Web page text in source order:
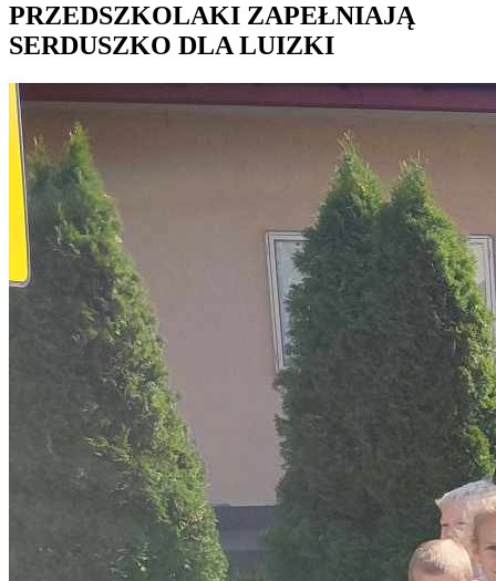
PRZEDSZKOLAKI ZAPEŁNIAJĄ
SERDUSZKO DLA LUIZKI